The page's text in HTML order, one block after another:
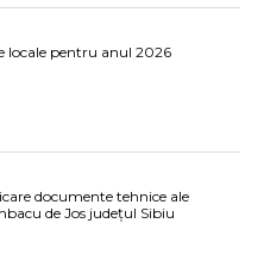
locale pentru anul 2026
documente tehnice ale
de Jos județul Sibiu